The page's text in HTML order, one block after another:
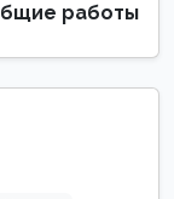
работы